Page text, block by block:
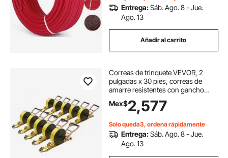
Entrega:Sáb. Ago. 8 - Jue.
Ago. 13
Añadir al carrito
Correas de trinquete VEVOR, 2
pulgadas x 30 pies, correas de
amarre resistentes con gancho
doble en J, resistencia a la rotura de
10,000 libras, trinquete de amarre
para mudanzas, remolques,
motocicletas, kayaks, techo de
automóvil, paquete de 10
Mex$2,577
Solo queda3, ordena rápidamente
Entrega:Sáb. Ago. 8 - Jue.
Ago. 13